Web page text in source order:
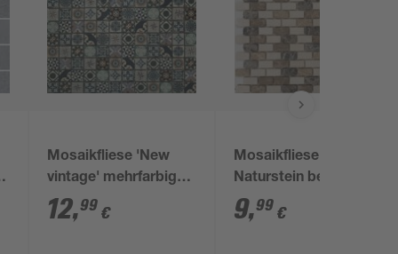
Mosaikfliese 'New
vintage' mehrfarbig
30 x 30 cm
12,99 €
Mosaikfliese 'Borneo'
Naturstein beige 28,6
x 30 cm
9,99 €